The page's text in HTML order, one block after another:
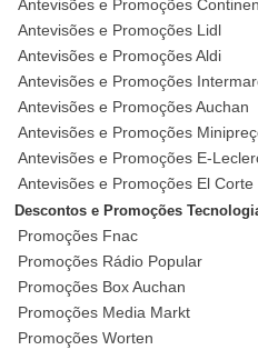
Antevisões e Promoções
Antevisões e Promoções Lidl
Antevisões e Promoções Aldi
Antevisões e Promoções
Antevisões e Promoções Auchan
Antevisões e Promoções
Antevisões e Promoções E-
Antevisões e Promoções El Corte
Descontos e Promoções
Promoções Fnac
Promoções Rádio Popular
Promoções Box Auchan
Promoções Media Markt
Promoções Worten